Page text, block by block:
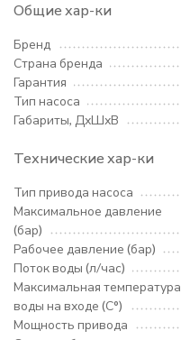
Общие хар-ки
Бренд
Страна бренда
Гарантия
Тип насоса
Габариты, ДхШхВ
Технические хар-ки
Тип привода насоса
Максимальное давление
(бар)
Рабочее давление (бар)
Поток воды (л/час)
Максимальная температура
воды на входе (С°)
Мощность привода